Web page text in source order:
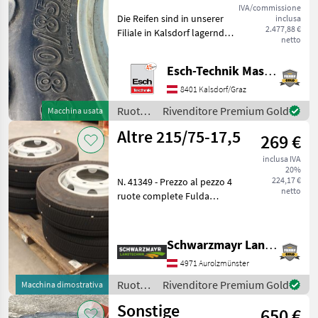
Macchina usata
IVA/commissione
inclusa
2.477,88 €
netto
Die Reifen sind in unserer
Filiale in Kalsdorf lagernd!
Ruote, Accessori per ruote
accoppiate, Cerchioni
Ruote/pneumatici/cerchioni
Ruote co
Esch-Technik Maschinenhandels GmbH, Vertriebszentrum Süd
8401 Kalsdorf/Graz
Ruote/pneumatici/cerchioni
/
Sonstige
Rivenditore Premium Gold
Macchina dimostrativa
Altre 215/75-17,5 269 €
inclusa IVA
20%
224,17 €
netto
N. 41349 - Prezzo al pezzo 4
ruote complete Fulda
fori ET 135 (6, 75x17, 5) - con
foro interno da 220 mm -
Schwarzmayr Landtechnik GmbH - Aurolzmünster
4971 Aurolzmünster
Ruote/pneumatici/cerchioni
/
Sonstige
Rivenditore Premium Gold
Sonstige